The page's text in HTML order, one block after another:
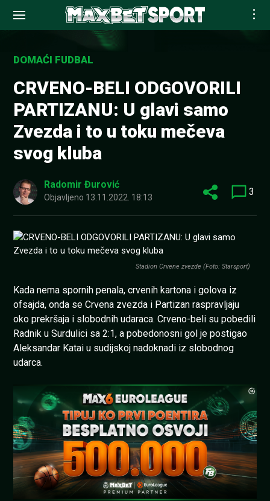
contentDOMAĆI FUDBAL
CRVENO-BELI ODGOVORILI
PARTIZANU: U glavi samo
Zvezda i to u toku mečeva
svog kluba
Radomir Đurović
Objavljeno 13.11.2022. 18:13 3
Stadion Crvene zvezde (Foto: Starsport)
Kada nema spornih penala, crvenih kartona i golova iz
ofsajda, onda se Crvena zvezda i Partizan raspravljaju
oko prekršaja i slobodnih udaraca. Crveno-beli su pobedili
Radnik u Surdulici sa 2:1, a pobedonosni gol je postigao
Aleksandar Katai u sudijskoj nadoknadi iz slobodnog
udarca.